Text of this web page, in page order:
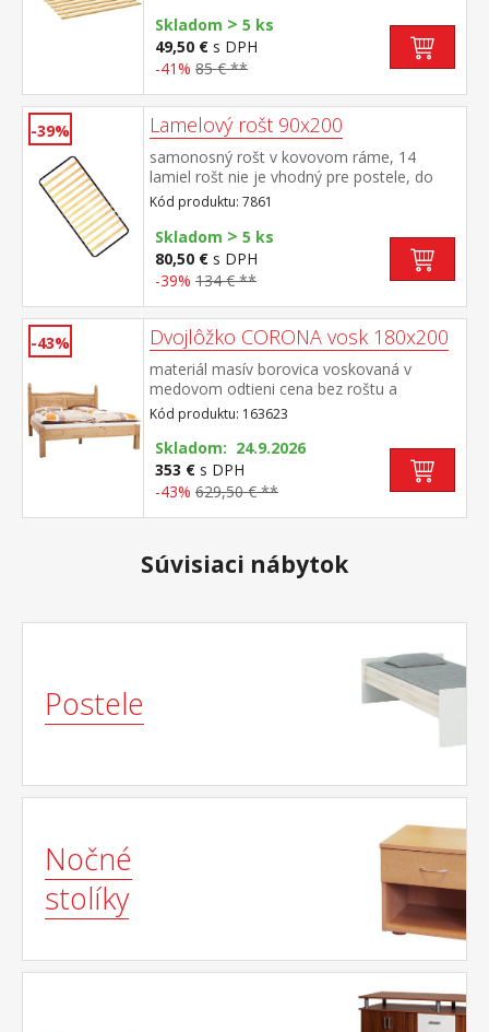
Skladom > 5 ks
49,50 € s DPH
-41% 85 € **
-39% Lamelový rošt 90x200
samonosný rošt v kovovom ráme, 14
lamiel rošt nie je vhodný pre postele, do
ktorých má byť použitý latkový rošt R1
Kód produktu: 7861
Skladom > 5 ks
80,50 € s DPH
-39% 134 € **
-43% Dvojlôžko CORONA vosk 180x200
materiál masív borovica voskovaná v
medovom odtieni cena bez roštu a
matraca odporúčaný rozmer matraca 180 ×
200 cm alebo 2 kusy 90 × 200 cm a rošt R4
alebo 2 kusy R1 súčasť zostavy Corona
Kód produktu: 163623
Skladom: 24.9.2026
353 € s DPH
-43% 629,50 € **
Súvisiaci nábytok
Postele
Nočné
stolíky